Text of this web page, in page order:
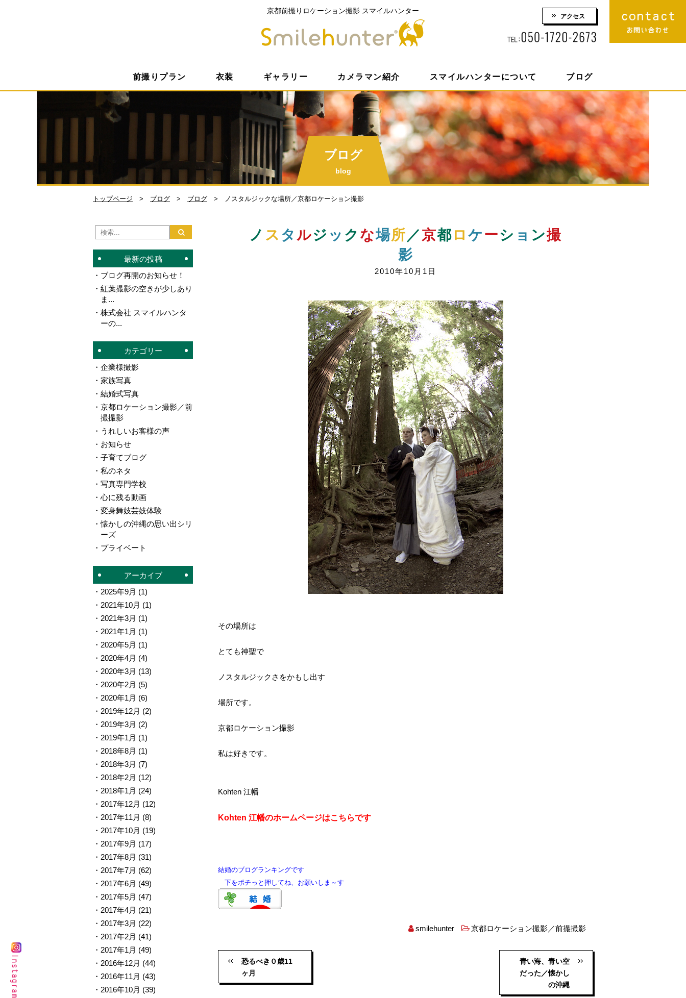
京都前撮りロケーション撮影 スマイルハンター
京都前撮りロケーション撮影 株式会社スマイルハンター
アクセス
前撮りプラン 衣装 ギャラリー カメラマン紹介 スマイルハンターについて ブログ
ブログ
blog
トップページ ブログ ブログ ノスタルジックな場所／京都ロケーション撮影
ノ ス タ ルジ ッ ク な場所 ／京都ロ ケーシ ョ ン撮
影
2010年10月1日
その場所は
とても神聖で
ノスタルジックさをかもし出す
場所です。
京都ロケーション撮影
私は好きです。
Kohten 江幡
Kohten 江幡のホームページはこちらです
結婚のブログランキングです
下をポチっと押してね、お願いしま～す
smilehunter 京都ロケーション撮影／前撮撮影
恐るべき０歳11
ヶ月
青い海、青い空
だった／懐かし
の沖縄
最新の投稿
ブログ再開のお知らせ！
紅葉撮影の空きが少しあり
ま...
株式会社 スマイルハンタ
ーの...
カテゴリー
企業様撮影
家族写真
結婚式写真
京都ロケーション撮影／前
撮撮影
うれしいお客様の声
お知らせ
子育てブログ
私のネタ
写真専門学校
心に残る動画
変身舞妓芸妓体験
懐かしの沖縄の思い出シリ
ーズ
プライベート
アーカイブ
2025年9月 (1)
2021年10月 (1)
2021年3月 (1)
2021年1月 (1)
2020年5月 (1)
2020年4月 (4)
2020年3月 (13)
2020年2月 (5)
2020年1月 (6)
2019年12月 (2)
2019年3月 (2)
2019年1月 (1)
2018年8月 (1)
2018年3月 (7)
2018年2月 (12)
2018年1月 (24)
2017年12月 (12)
2017年11月 (8)
2017年10月 (19)
2017年9月 (17)
2017年8月 (31)
2017年7月 (62)
2017年6月 (49)
2017年5月 (47)
2017年4月 (21)
2017年3月 (22)
2017年2月 (41)
2017年1月 (49)
2016年12月 (44)
2016年11月 (43)
2016年10月 (39)